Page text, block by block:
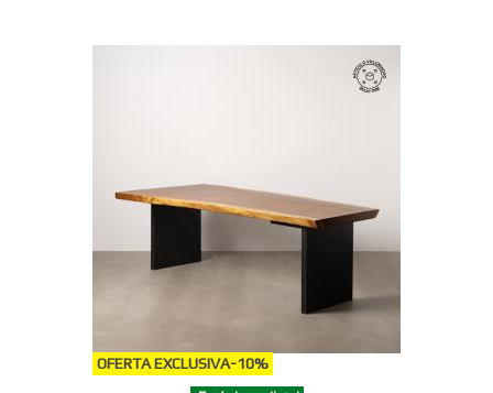
OFERTA EXCLUSIVA-10%